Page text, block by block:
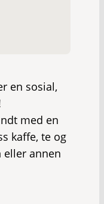
en sosial,
med en
kaffe, te og
eller annen